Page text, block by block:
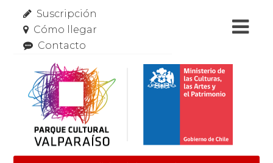
Suscripción
Cómo llegar
Contacto